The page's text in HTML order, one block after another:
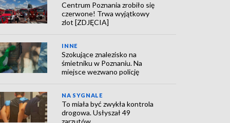
Centrum Poznania zrobiło się
czerwone! Trwa wyjątkowy
zlot [ZDJĘCIA]
INNE
Szokujące znalezisko na
śmietniku w Poznaniu. Na
miejsce wezwano policję
NA SYGNALE
To miała być zwykła kontrola
drogowa. Usłyszał 49
zarzutów